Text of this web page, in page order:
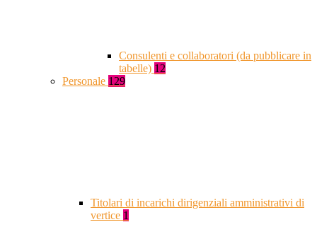
Consulenti e collaboratori (da pubblicare in
tabelle) 12
Personale 129
Titolari di incarichi dirigenziali amministrativi di
vertice 1